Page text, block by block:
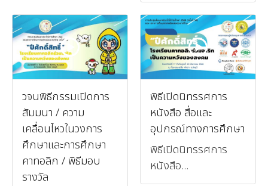
วจนพิธีกรรมเปิดการ
สัมมนา / ความ
เคลื่อนไหวในวงการ
ศึกษาและการศึกษา
คาทอลิก / พิธีมอบ
รางวัล
พิธีเปิดนิทรรศการ
หนังสือ สื่อและ
อุปกรณ์ทางการศึกษา
พิธีเปิดนิทรรศการ
หนังสือ...